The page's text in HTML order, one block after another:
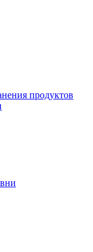
продуктов